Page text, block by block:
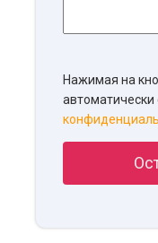
Нажимая на
автоматически